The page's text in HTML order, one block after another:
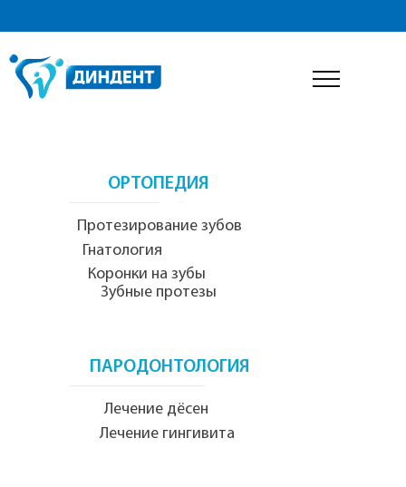
__
__
Консультация стоматолога
ОРТОПЕДИЯ
Протезирование зубов
Гнатология
Коронки на зубы
ПАРОДОНТОЛОГИЯ
Лечение дёсен
Лечение гингивита
Зубные протезы